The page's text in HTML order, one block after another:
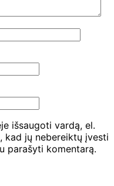
išsaugoti vardą, el.
kad jų nebereiktų įvesti
parašyti komentarą.